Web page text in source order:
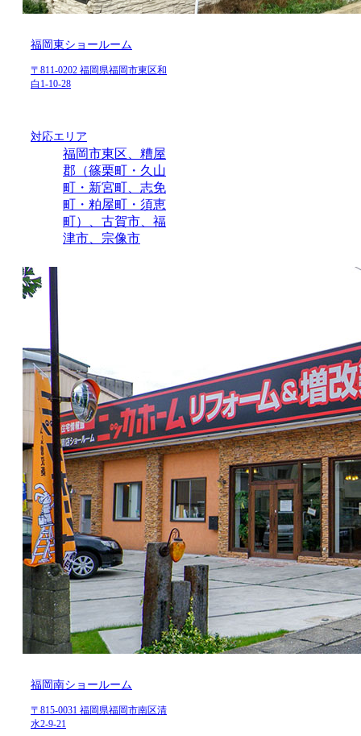
福岡東ショールーム
〒811-0202 福岡県福岡市東区和
白1-10-28
対応エリア
福岡市東区、糟屋
郡（篠栗町・久山
町・新宮町、志免
町・粕屋町・須恵
町）、古賀市、福
津市、宗像市
福岡南ショールーム
〒815-0031 福岡県福岡市南区清
水2-9-21